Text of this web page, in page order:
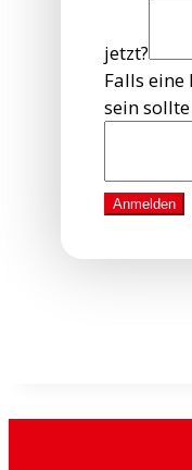
jetzt?
Falls
sein
Anmelden